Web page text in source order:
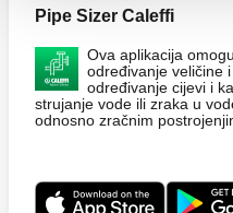
Pipe Sizer Caleffi
Ova aplikacija
određivanje veličine i
određivanje cijevi i
strujanje vode ili zraka u
odnosno zračnim